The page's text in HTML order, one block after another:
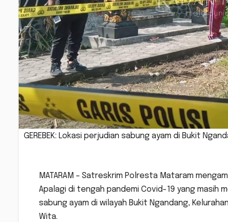
GEREBEK: Lokasi perjudian sabung ayam di Bukit
MATARAM – Satreskrim Polresta Mataram
Apalagi di tengah pandemi Covid-19 yang masih
sabung ayam di wilayah Bukit Ngandang,
Wita.